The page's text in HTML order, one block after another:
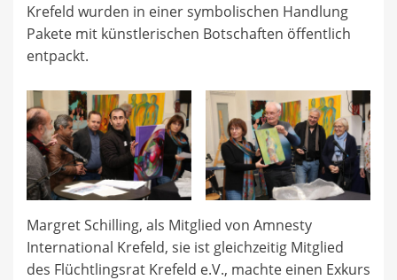
Krefeld wurden in einer symbolischen Handlung
Pakete mit künstlerischen Botschaften öffentlich
entpackt.
Margret Schilling, als Mitglied von Amnesty
International Krefeld, sie ist gleichzeitig Mitglied
des Flüchtlingsrat Krefeld e.V., machte einen Exkurs